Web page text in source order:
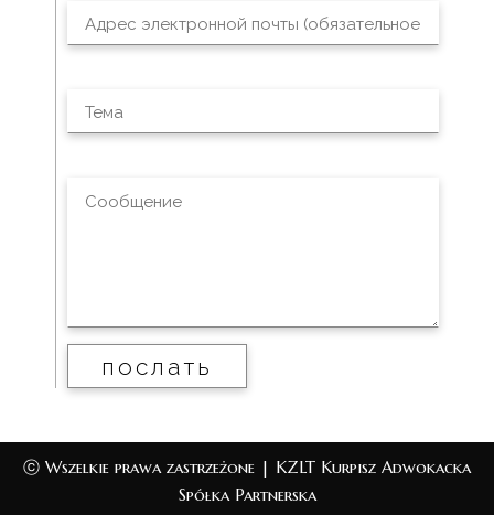
ⓒ Wszelkie prawa zastrzeżone | KZLT Kurpisz Adwokacka
Spółka Partnerska